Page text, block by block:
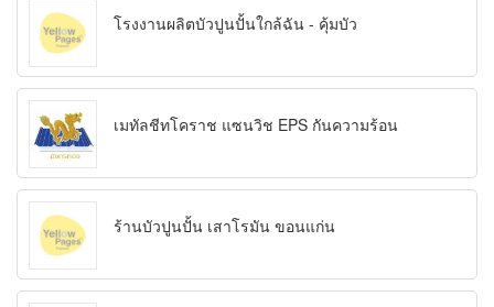
โรงงานผลิตบัวปูนปั้นใกล้ฉัน - คุ้มบัว
เมทัลชีทโคราช แซนวิช EPS กันความร้อน
ร้านบัวปูนปั้น เสาโรมัน ขอนแก่น